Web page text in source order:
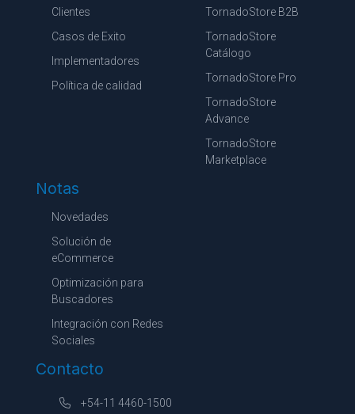
Clientes
Casos de Exito
Implementadores
Política de calidad
TornadoStore B2B
TornadoStore
Catálogo
TornadoStore Pro
TornadoStore
Advance
TornadoStore
Marketplace
Notas
Novedades
Solución de
eCommerce
Optimización para
Buscadores
Integración con Redes
Sociales
Contacto
+54-11 4460-1500